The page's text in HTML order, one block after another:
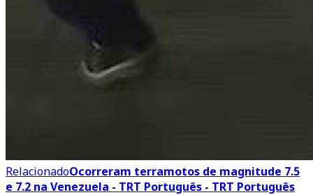
RelacionadoOcorreram terramotos de magnitude 7.5
e 7.2 na Venezuela - TRT Português - TRT Português